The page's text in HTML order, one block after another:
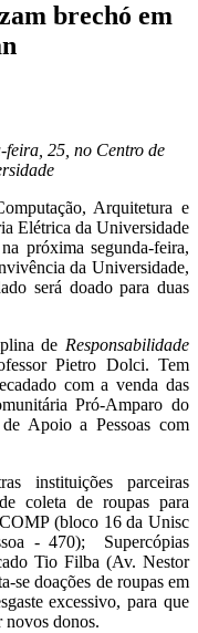
brechó em
25, no Centro de
Arquitetura e
Elétrica da Universidade
próxima segunda-feira,
da Universidade,
será doado para duas
de Responsabilidade
Pietro Dolci. Tem
com a venda das
Pró-Amparo do
Apoio a Pessoas com
instituições parceiras
coleta de roupas para
(bloco 16 da Unisc
- 470); Supercópias
Tio Filba (Av. Nestor
se doações de roupas em
excessivo, para que
novos donos.